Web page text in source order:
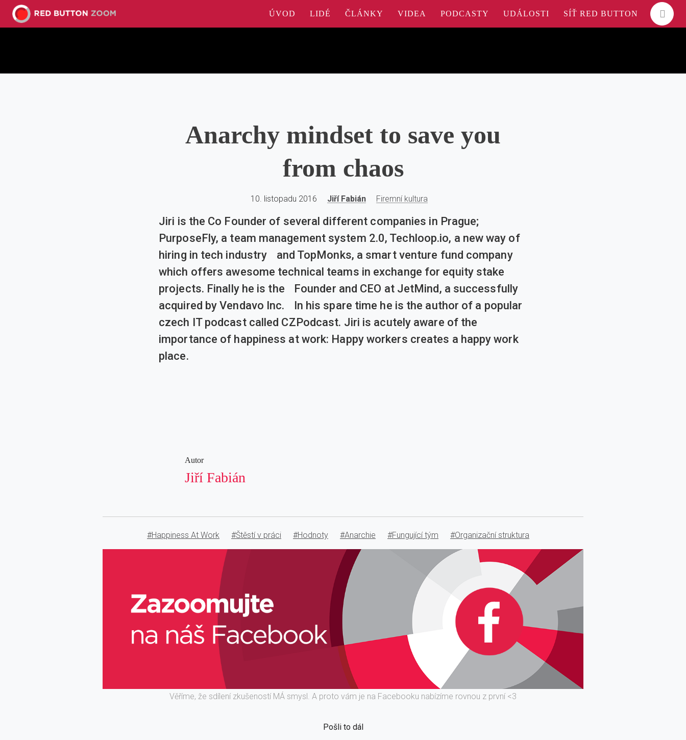
ÚVOD LIDÉ ČLÁNKY VIDEA PODCASTY UDÁLOSTI SÍŤ RED BUTTON
Anarchy mindset to save you
from chaos
10. listopadu 2016 Jiří Fabián Firemní kultura
​Jiri is the Co Founder of several different companies in Prague;
PurposeFly, a team management system 2.0, Techloop.io, a new way of
hiring in tech industry and TopMonks, a smart venture fund company
which offers awesome technical teams in exchange for equity stake
projects. Finally he is the Founder and CEO at JetMind, a successfully
acquired by Vendavo Inc. In his spare time he is the author of a popular
czech IT podcast called CZPodcast. Jiri is acutely aware of the
importance of happiness at work: Happy workers creates a happy work
place.
Autor
Jiří Fabián
#Happiness At Work #Štěstí v práci #Hodnoty #Anarchie #Fungující tým #Organizační struktura
Věříme, že sdílení zkušeností MÁ smysl. A proto vám je na Facebooku nabízíme rovnou z první <3
Pošli to dál